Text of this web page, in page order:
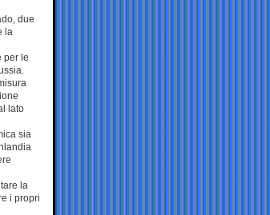
due
la
per le
lato
sia
la
i propri